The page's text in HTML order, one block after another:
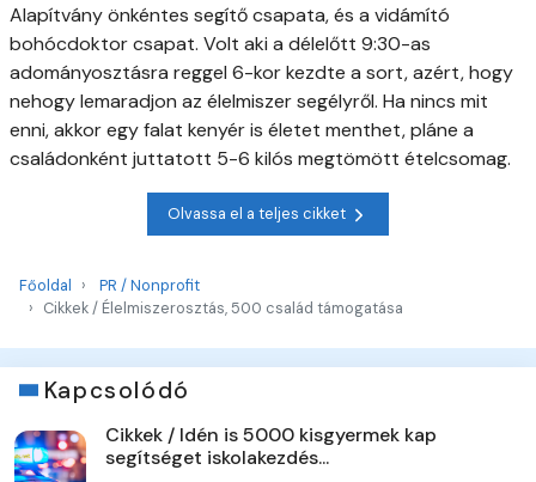
Alapítvány önkéntes segítő csapata, és a vidámító
bohócdoktor csapat. Volt aki a délelőtt 9:30-as
adományosztásra reggel 6-kor kezdte a sort, azért, hogy
nehogy lemaradjon az élelmiszer segélyről. Ha nincs mit
enni, akkor egy falat kenyér is életet menthet, pláne a
családonként juttatott 5-6 kilós megtömött ételcsomag.
Olvassa el a teljes cikket
Főoldal
PR / Nonprofit
Cikkek / Élelmiszerosztás, 500 család támogatása
Kapcsolódó
Cikkek / Idén is 5000 kisgyermek kap
segítséget iskolakezdés...